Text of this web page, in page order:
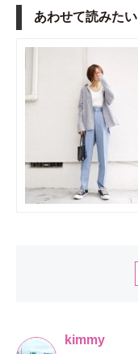
あわせて読みたい
kimmy